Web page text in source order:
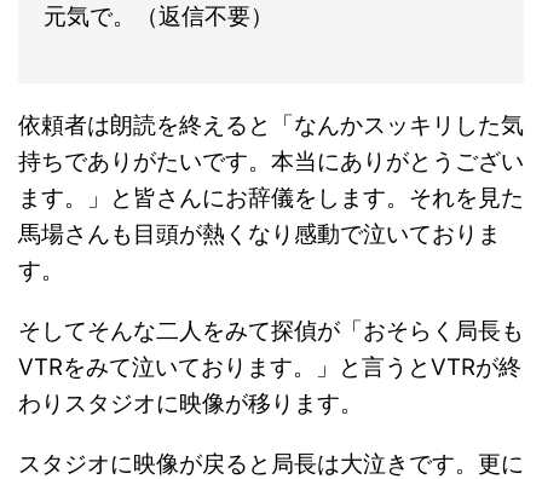
元気で。（返信不要）
依頼者は朗読を終えると「なんかスッキリした気
持ちでありがたいです。本当にありがとうござい
ます。」と皆さんにお辞儀をします。それを見た
馬場さんも目頭が熱くなり感動で泣いておりま
す。
そしてそんな二人をみて探偵が「おそらく局長も
VTRをみて泣いております。」と言うとVTRが終
わりスタジオに映像が移ります。
スタジオに映像が戻ると局長は大泣きです。更に